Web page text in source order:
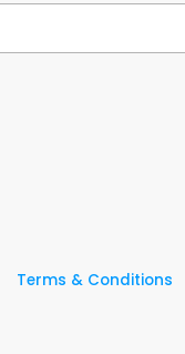
Terms & Conditions